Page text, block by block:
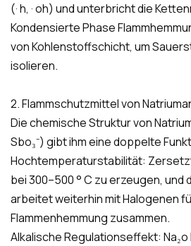
(· h, · oh) und unterbricht die
Kondensierte Phase
von Kohlenstoffschicht, um
isolieren.
2. Flammschutzmittel von
Die chemische Struktur von
Sbo₃⁻) gibt ihm eine doppelte
Hochtemperaturstabilität: Zersetzt,
bei 300–500 ° C zu erzeugen,
arbeitet weiterhin mit Halogenen
Flammenhemmung zusammen.
Alkalische Regulationseffekt: Na₂o